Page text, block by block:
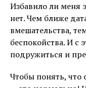
Избавило ли меня
нет. Чем ближе
вмешательства,
беспокойства. И с
подружиться и
Чтобы понять, что